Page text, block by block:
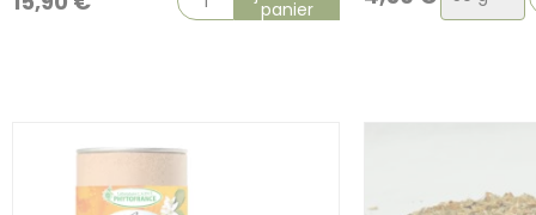
panier
de